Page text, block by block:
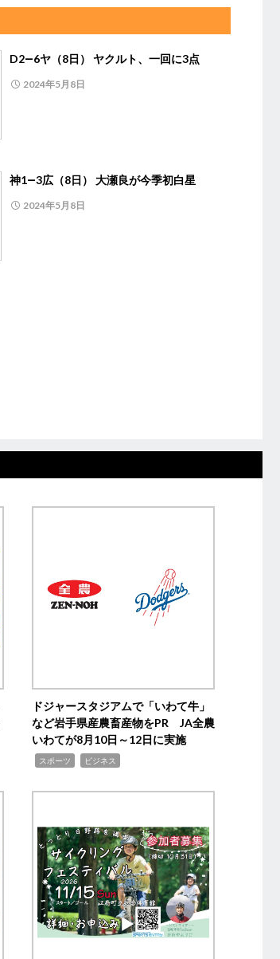
D2―6ヤ（8日） ヤクルト、一回に3点
2024年5月8日
神1―3広（8日） 大瀬良が今季初白星
2024年5月8日
ドジャースタジアムで「いわて牛」
など岩手県産農畜産物をPR JA全農
いわてが8月10日～12日に実施
スポーツ ビジネス